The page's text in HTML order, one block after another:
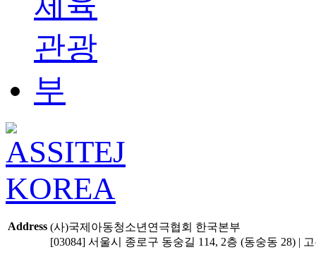
Address (사)국제아동청소년연극협회 한국본부
[03084] 서울시 종로구 동숭길 114, 2층 (동숭동 28) |